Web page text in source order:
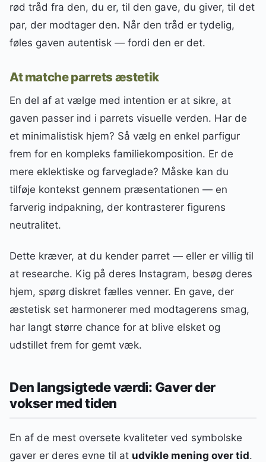
rød tråd fra den, du er, til den gave, du giver, til det
par, der modtager den. Når den tråd er tydelig,
føles gaven autentisk — fordi den er det.
At matche parrets æstetik
En del af at vælge med intention er at sikre, at
gaven passer ind i parrets visuelle verden. Har de
et minimalistisk hjem? Så vælg en enkel parfigur
frem for en kompleks familiekomposition. Er de
mere eklektiske og farveglade? Måske kan du
tilføje kontekst gennem præsentationen — en
farverig indpakning, der kontrasterer figurens
neutralitet.
Dette kræver, at du kender parret — eller er villig til
at researche. Kig på deres Instagram, besøg deres
hjem, spørg diskret fælles venner. En gave, der
æstetisk set harmonerer med modtagerens smag,
har langt større chance for at blive elsket og
udstillet frem for gemt væk.
Den langsigtede værdi: Gaver der
vokser med tiden
En af de mest oversete kvaliteter ved symbolske
gaver er deres evne til at udvikle mening over tid.